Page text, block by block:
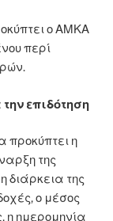
ο ΑΜΚΑ
περί
επιδότηση
προκύπτει η
της
διάρκεια της
ο μέσος
η ημερομηνία